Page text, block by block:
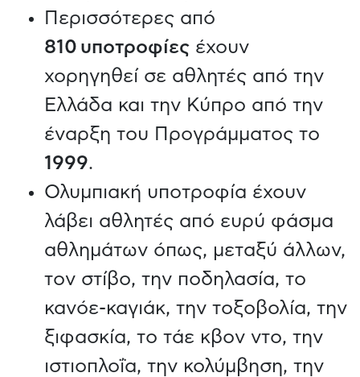
Περισσότερες από
810 υποτροφίες έχουν
χορηγηθεί σε αθλητές από την
Ελλάδα και την Κύπρο από την
έναρξη του Προγράμματος το
1999.
Ολυμπιακή υποτροφία έχουν
λάβει αθλητές από ευρύ φάσμα
αθλημάτων όπως, μεταξύ άλλων,
τον στίβο, την ποδηλασία, το
κανόε-καγιάκ, την τοξοβολία, την
ξιφασκία, το τάε κβον ντο, την
ιστιοπλοΐα, την κολύμβηση, την